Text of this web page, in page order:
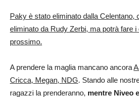
Paky è stato eliminato dalla
eliminato da Rudy Zerbi, ma potrà fare i
prossimo.
A prendere la maglia mancano ancora
Cricca, Megan, NDG. Stando alle
ragazzi la prenderanno, mentre Niveo